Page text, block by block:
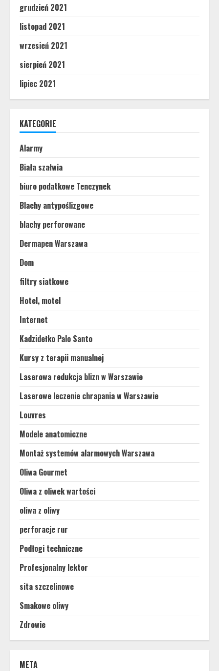
grudzień 2021
listopad 2021
wrzesień 2021
sierpień 2021
lipiec 2021
KATEGORIE
Alarmy
Biała szałwia
biuro podatkowe Tenczynek
Blachy antypoślizgowe
blachy perforowane
Dermapen Warszawa
Dom
filtry siatkowe
Hotel, motel
Internet
Kadzidełko Palo Santo
Kursy z terapii manualnej
Laserowa redukcja blizn w Warszawie
Laserowe leczenie chrapania w Warszawie
Louvres
Modele anatomiczne
Montaż systemów alarmowych Warszawa
Oliwa Gourmet
Oliwa z oliwek wartości
oliwa z oliwy
perforacje rur
Podłogi techniczne
Profesjonalny lektor
sita szczelinowe
Smakowe oliwy
Zdrowie
META